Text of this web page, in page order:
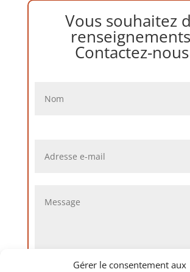
Gérer le consentement aux
Vous souhaitez
Contactez-